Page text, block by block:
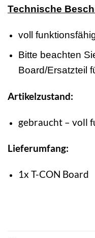
Technische
voll
Bitte beachten
Board/Ersatzteil
Artikelzustand:
gebraucht – voll
Lieferumfang:
1x T-CON Board